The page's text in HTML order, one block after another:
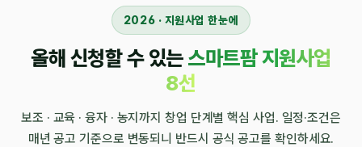
2026 · 지원사업 한눈에
올해 신청할 수 있는 스마트팜 지원사업
8선
보조 · 교육 · 융자 · 농지까지 창업 단계별 핵심 사업. 일정·조건은
매년 공고 기준으로 변동되니 반드시 공식 공고를 확인하세요.